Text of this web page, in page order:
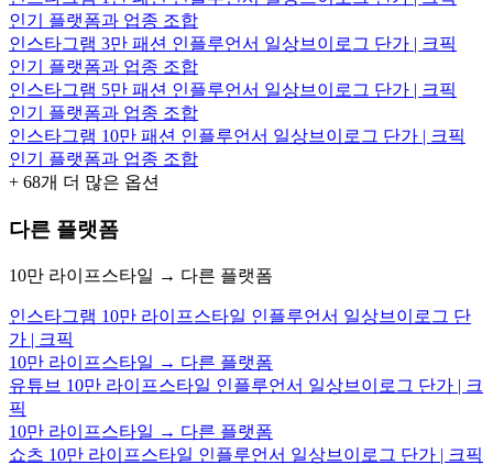
인기 플랫폼과 업종 조합
인스타그램 3만 패션 인플루언서 일상브이로그 단가 | 크픽
인기 플랫폼과 업종 조합
인스타그램 5만 패션 인플루언서 일상브이로그 단가 | 크픽
인기 플랫폼과 업종 조합
인스타그램 10만 패션 인플루언서 일상브이로그 단가 | 크픽
인기 플랫폼과 업종 조합
+ 68개 더 많은 옵션
다른 플랫폼
10만 라이프스타일 → 다른 플랫폼
인스타그램 10만 라이프스타일 인플루언서 일상브이로그 단
가 | 크픽
10만 라이프스타일 → 다른 플랫폼
유튜브 10만 라이프스타일 인플루언서 일상브이로그 단가 | 크
픽
10만 라이프스타일 → 다른 플랫폼
쇼츠 10만 라이프스타일 인플루언서 일상브이로그 단가 | 크픽